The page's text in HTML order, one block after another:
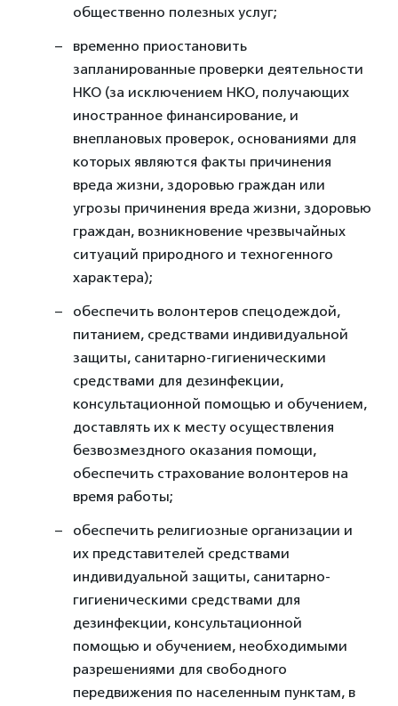
общественно полезных услуг;
временно приостановить
запланированные проверки деятельности
НКО (за исключением НКО, получающих
иностранное финансирование, и
внеплановых проверок, основаниями для
которых являются факты причинения
вреда жизни, здоровью граждан или
угрозы причинения вреда жизни, здоровью
граждан, возникновение чрезвычайных
ситуаций природного и техногенного
характера);
обеспечить волонтеров спецодеждой,
питанием, средствами индивидуальной
защиты, санитарно-гигиеническими
средствами для дезинфекции,
консультационной помощью и обучением,
доставлять их к месту осуществления
безвозмездного оказания помощи,
обеспечить страхование волонтеров на
время работы;
обеспечить религиозные организации и
их представителей средствами
индивидуальной защиты, санитарно-
гигиеническими средствами для
дезинфекции, консультационной
помощью и обучением, необходимыми
разрешениями для свободного
передвижения по населенным пунктам, в